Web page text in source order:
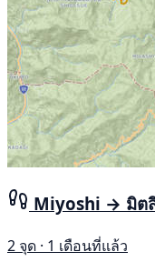
Miyoshi → มิต
2 จุด · 1 เดือนที่แล้ว